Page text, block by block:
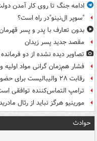
ادامه جنگ تا روی کار آمدن
"سوپر ال‌نینو"در راه است؟
بدون تعارف با پدر و پسر
مقصد جدید پسر زیدان
تصاویر دیده‌ نشده از دو
فشار هم‌زمان گرانی مواد اولیه
رقابت ۲۸ والیبالیست برای حضور در فهرست نهایی تیم ملی
ترامپ التماس‌کننده توافقی
مورینیو هرگز نباید از رئال
حوادث